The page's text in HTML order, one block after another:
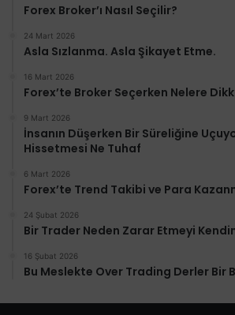
Forex Broker’ı Nasıl Seçilir?
24 Mart 2026
Asla Sızlanma. Asla Şikayet Etme.
16 Mart 2026
Forex’te Broker Seçerken Nelere
9 Mart 2026
İnsanın Düşerken Bir Süreliğine
Hissetmesi Ne Tuhaf
6 Mart 2026
Forex’te Trend Takibi ve Para
24 Şubat 2026
Bir Trader Neden Zarar Etmeyi
16 Şubat 2026
Bu Meslekte Over Trading Derler Bir